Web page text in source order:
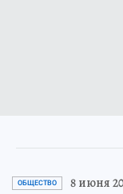
ОБЩЕСТВО 8 июня